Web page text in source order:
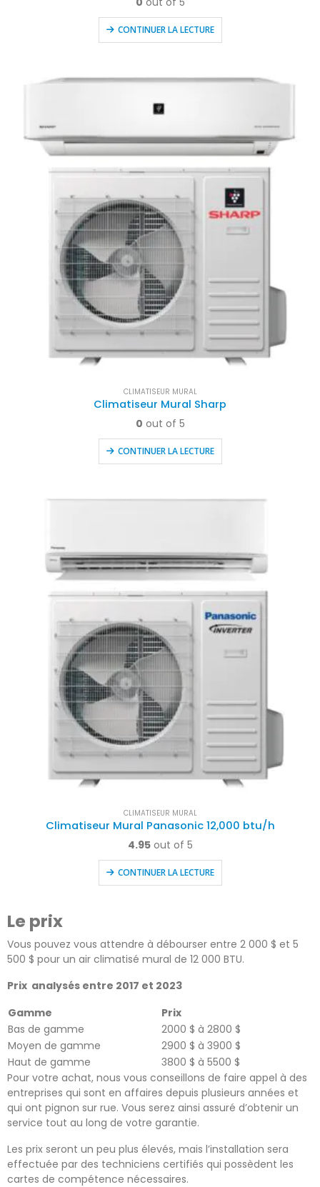
CONTINUER LA LECTURE
CLIMATISEUR MURAL
Climatiseur Mural Sharp
0 out of 5
CONTINUER LA LECTURE
CLIMATISEUR MURAL
Climatiseur Mural Panasonic 12,000 btu/h
4.95out of 5
CONTINUER LA LECTURE
Le prix
Vous pouvez vous attendre à débourser entre 2 000 $ et 5
500 $ pour un air climatisé mural de 12 000 BTU.
Prix analysés entre 2017 et 2023
Gamme
Prix
Bas de gamme
2000 $ à 2800 $
Moyen de gamme
2900 $ à 3900 $
Haut de gamme
3800 $ à 5500 $
Pour votre achat, nous vous conseillons de faire appel à des
entreprises qui sont en affaires depuis plusieurs années et
qui ont pignon sur rue. Vous serez ainsi assuré d’obtenir un
service tout au long de votre garantie.
Les prix seront un peu plus élevés, mais l’installation sera
effectuée par des techniciens certifiés qui possèdent les
cartes de compétence nécessaires.